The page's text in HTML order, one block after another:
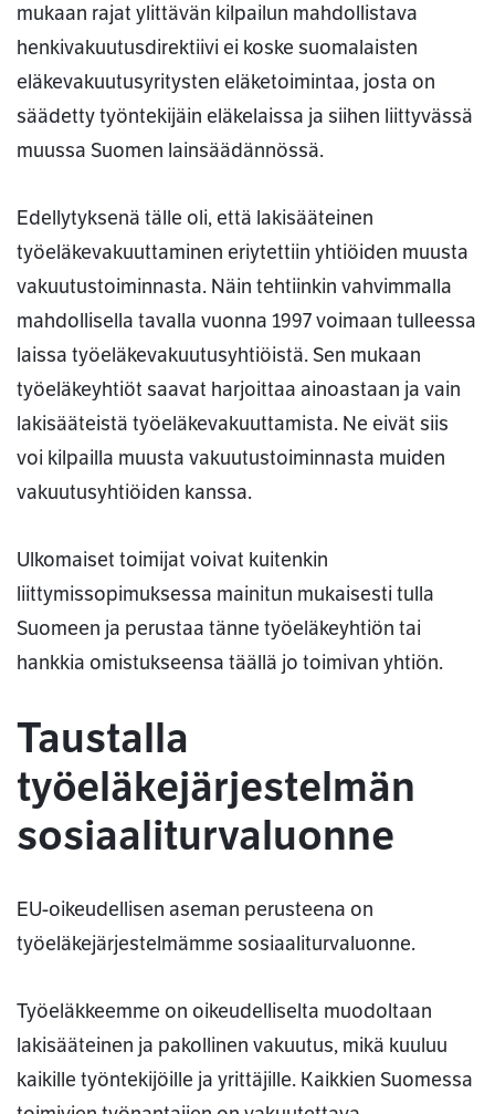
mukaan rajat ylittävän kilpailun mahdollistava
henkivakuutusdirektiivi ei koske suomalaisten
eläkevakuutusyritysten eläketoimintaa, josta on
säädetty työntekijäin eläkelaissa ja siihen liittyvässä
muussa Suomen lainsäädännössä.
Edellytyksenä tälle oli, että lakisääteinen
työeläkevakuuttaminen eriytettiin yhtiöiden muusta
vakuutustoiminnasta. Näin tehtiinkin vahvimmalla
mahdollisella tavalla vuonna 1997 voimaan tulleessa
laissa työeläkevakuutusyhtiöistä. Sen mukaan
työeläkeyhtiöt saavat harjoittaa ainoastaan ja vain
lakisääteistä työeläkevakuuttamista. Ne eivät siis
voi kilpailla muusta vakuutustoiminnasta muiden
vakuutusyhtiöiden kanssa.
Ulkomaiset toimijat voivat kuitenkin
liittymissopimuksessa mainitun mukaisesti tulla
Suomeen ja perustaa tänne työeläkeyhtiön tai
hankkia omistukseensa täällä jo toimivan yhtiön.
Taustalla
työeläkejärjestelmän
sosiaaliturvaluonne
EU-oikeudellisen aseman perusteena on
työeläkejärjestelmämme sosiaaliturvaluonne.
Työeläkkeemme on oikeudelliselta muodoltaan
lakisääteinen ja pakollinen vakuutus, mikä kuuluu
kaikille työntekijöille ja yrittäjille. Kaikkien Suomessa